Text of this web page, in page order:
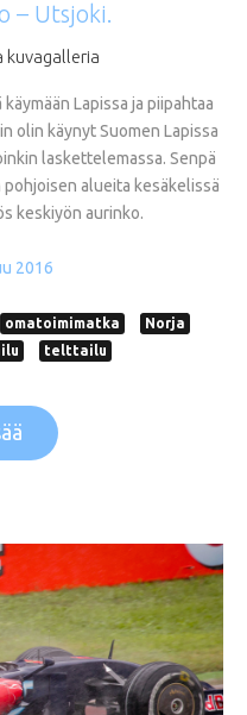
– Utsjoki.
kuvagalleria
Lapissa ja piipahtaa
olin käynyt Suomen Lapissa
laskettelemassa. Senpä
pohjoisen alueita kesäkelissä
keskiyön aurinko.
2016
omatoimimatka
Norja
telttailu